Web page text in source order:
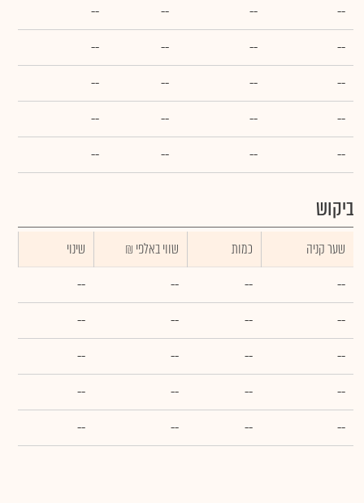
--
--
--
--
--
--
--
--
--
--
--
--
--
--
--
--
--
--
--
--
ביקוש
שער קניה כמות ₪ שווי באלפי
שינוי
--
--
--
--
--
--
--
--
--
--
--
--
--
--
--
--
--
--
--
--